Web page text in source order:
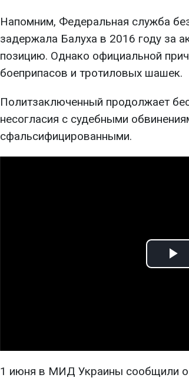
Напомним, Федеральная служба
задержала Балуха в 2016 году за
позицию. Однако официальной
боеприпасов и тротиловых шашек.
Политзаключенный продолжает
несогласия с судебными
сфальсифицированными.
1 июня в МИД Украины сообщили о